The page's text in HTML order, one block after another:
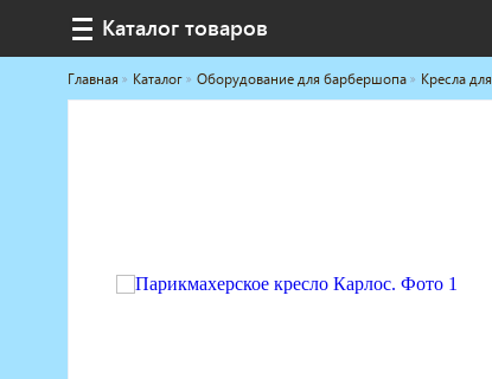
Каталог товаров
Каталог товаров
Услуги под ключ
Маникюрное оборудование
Главная Каталог Оборудование для барбершопа Кресла